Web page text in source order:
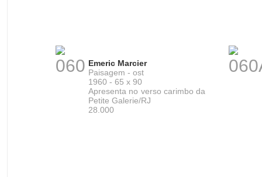
060 Emeric Marcier
Paisagem - ost
1960 - 65 x 90
Apresenta no verso carimbo da
Petite Galerie/RJ
28.000